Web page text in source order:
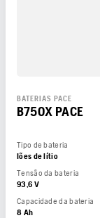
BATERIAS PACE
B750X PACE
Tipo de bateria
Iões de lítio
Tensão da bateria
93,6 V
Capacidade da bateria
8 Ah